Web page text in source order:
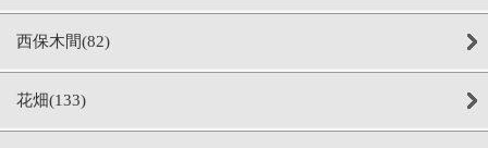
西保木間(82)
花畑(133)